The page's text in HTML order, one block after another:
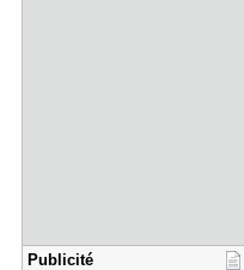
Publicité